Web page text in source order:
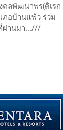
ลพัฒนาพร(ดิเรก
ภอบ้านแพ้ว ร่วม
ผ่านมา...///